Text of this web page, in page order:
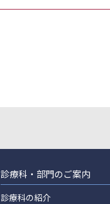
診療科・部門のご案内
診療科の紹介